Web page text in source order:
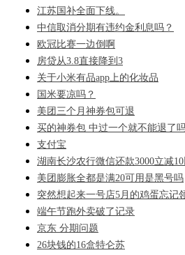
江苏国补全面下线。
中信取消分期有违约金利息吗？
欧冠比赛一边倒啊
房贷从3.8直接降到3
关于小米有品app上的化妆品
国米要凉吗？
美团三个月神券包可退
买的神券包 中过一个就不能退了
支付宝
湖南长沙农行微信还款3000立减
美团膨胀全都是满20可用是黑号吗
突然想起来一号店5月的鸡蛋忘记
端午节跑外卖破了记录
京东 分期问题
26块钱的16盒特仑苏